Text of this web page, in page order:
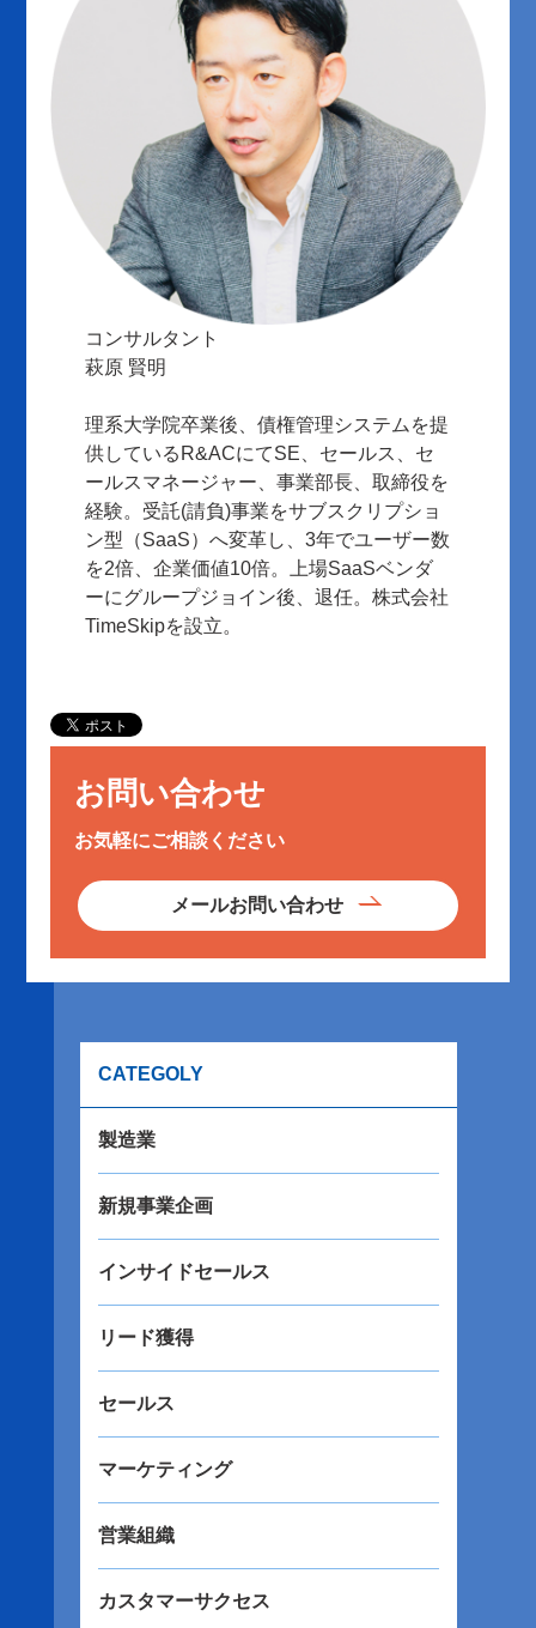
コンサルタント
萩原 賢明
理系大学院卒業後、債権管理システムを提
供しているR&ACにてSE、セールス、セ
ールスマネージャー、事業部⻑、取締役を
経験。受託(請負)事業をサブスクリプショ
ン型（SaaS）へ変革し、3年でユーザー数
を2倍、企業価値10倍。上場SaaSベンダ
ーにグループジョイン後、退任。株式会社
TimeSkipを設立。
お問い合わせ
お気軽にご相談ください
メールお問い合わせ
CATEGOLY
製造業
新規事業企画
インサイドセールス
リード獲得
セールス
マーケティング
営業組織
カスタマーサクセス